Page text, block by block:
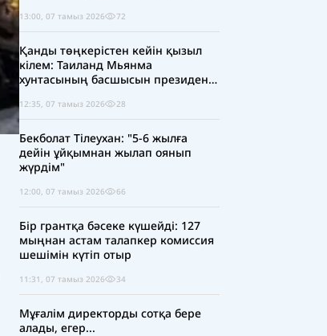
13:00, 07 тамыз 2026 72
Қанды төңкерістен кейін қызыл
кілем: Таиланд Мьянма
хунтасының басшысын президент
12:35, 07 тамыз 2026 28
Бекболат Тілеухан: "5-6 жылға
дейін ұйқымнан жылап оянып
жүрдім"
12:00, 07 тамыз 2026 66
Бір грантқа бәсеке күшейді: 127
мыңнан астам талапкер комиссия
шешімін күтіп отыр
11:31, 07 тамыз 2026 34
Мұғалім директорды сотқа бере
алады, егер...